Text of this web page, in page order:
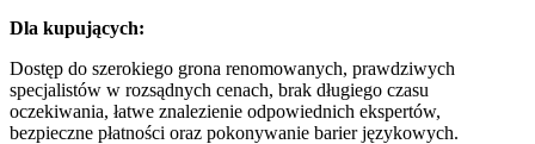
Dla kupujących:
Dostęp do szerokiego grona renomowanych, prawdziwych
specjalistów w rozsądnych cenach, brak długiego czasu
oczekiwania, łatwe znalezienie odpowiednich ekspertów,
bezpieczne płatności oraz pokonywanie barier językowych.